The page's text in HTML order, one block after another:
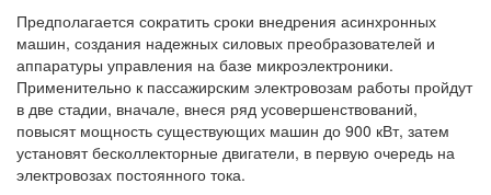
Предполагается сократить сроки внедрения асинхронных
машин, создания надежных силовых преобразователей и
аппаратуры управления на базе микроэлектроники.
Применительно к пассажирским электровозам работы пройдут
в две стадии, вначале, внеся ряд усовершенствований,
повысят мощность существующих машин до 900 кВт, затем
установят бесколлекторные двигатели, в первую очередь на
электровозах постоянного тока.